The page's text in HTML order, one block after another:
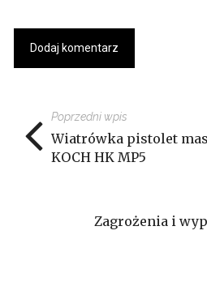
Poprzedni wpis
Wiatrówka pistolet
KOCH HK MP5
Zagrożenia i